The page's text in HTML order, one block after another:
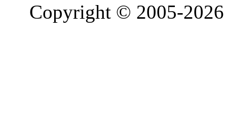
Copyright © 2005-